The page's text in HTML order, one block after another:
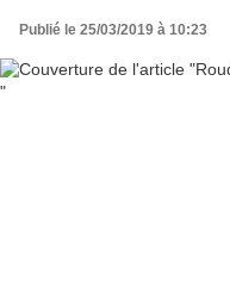
Publié le 25/03/2019 à 10:23